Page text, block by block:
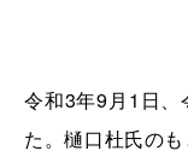
令和3年9月1日、
た。樋口杜氏の